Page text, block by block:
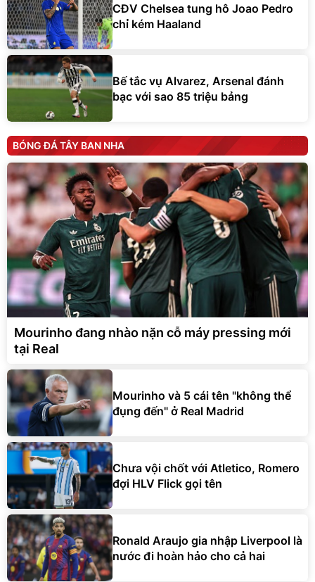
CĐV Chelsea tung hô Joao Pedro
chỉ kém Haaland
Bế tắc vụ Alvarez, Arsenal đánh
bạc với sao 85 triệu bảng
BÓNG ĐÁ TÂY BAN NHA
Mourinho đang nhào nặn cỗ máy pressing mới
tại Real
Mourinho và 5 cái tên "không thể
đụng đến" ở Real Madrid
Chưa vội chốt với Atletico, Romero
đợi HLV Flick gọi tên
Ronald Araujo gia nhập Liverpool là
nước đi hoàn hảo cho cả hai